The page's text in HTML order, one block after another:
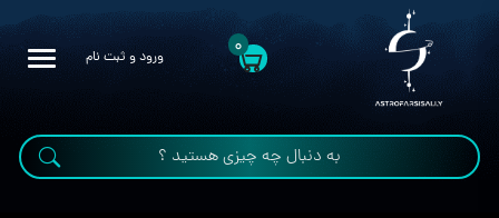
0 ورود و ثبت نام